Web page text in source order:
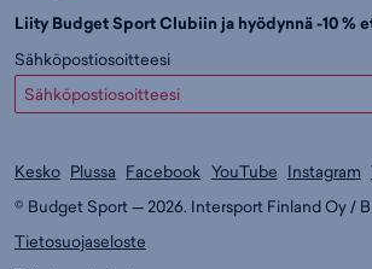
Liity Budget Sport Clubiin ja hyödynnä -10 %
Sähköpostiosoitteesi
Kesko Plussa Facebook YouTube Instagram
© Budget Sport — 2026. Intersport Finland Oy /
Tietosuojaseloste